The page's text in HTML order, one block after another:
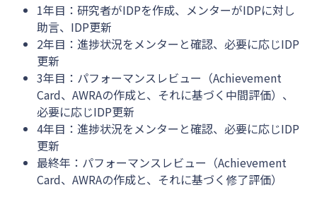
1年目：研究者がIDPを作成、メンターがIDPに対し
助言、IDP更新
2年目：進捗状況をメンターと確認、必要に応じIDP
更新
3年目：パフォーマンスレビュー（Achievement
Card、AWRAの作成と、それに基づく中間評価）、
必要に応じIDP更新
4年目：進捗状況をメンターと確認、必要に応じIDP
更新
最終年：パフォーマンスレビュー（Achievement
Card、AWRAの作成と、それに基づく修了評価）